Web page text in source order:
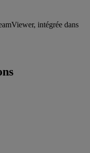
intégrée dans